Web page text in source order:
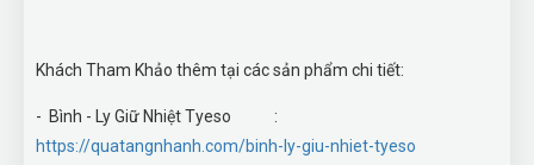
Khách Tham Khảo thêm tại các sản phẩm chi tiết:
- Bình - Ly Giữ Nhiệt Tyeso :
https://quatangnhanh.com/binh-ly-giu-nhiet-tyeso